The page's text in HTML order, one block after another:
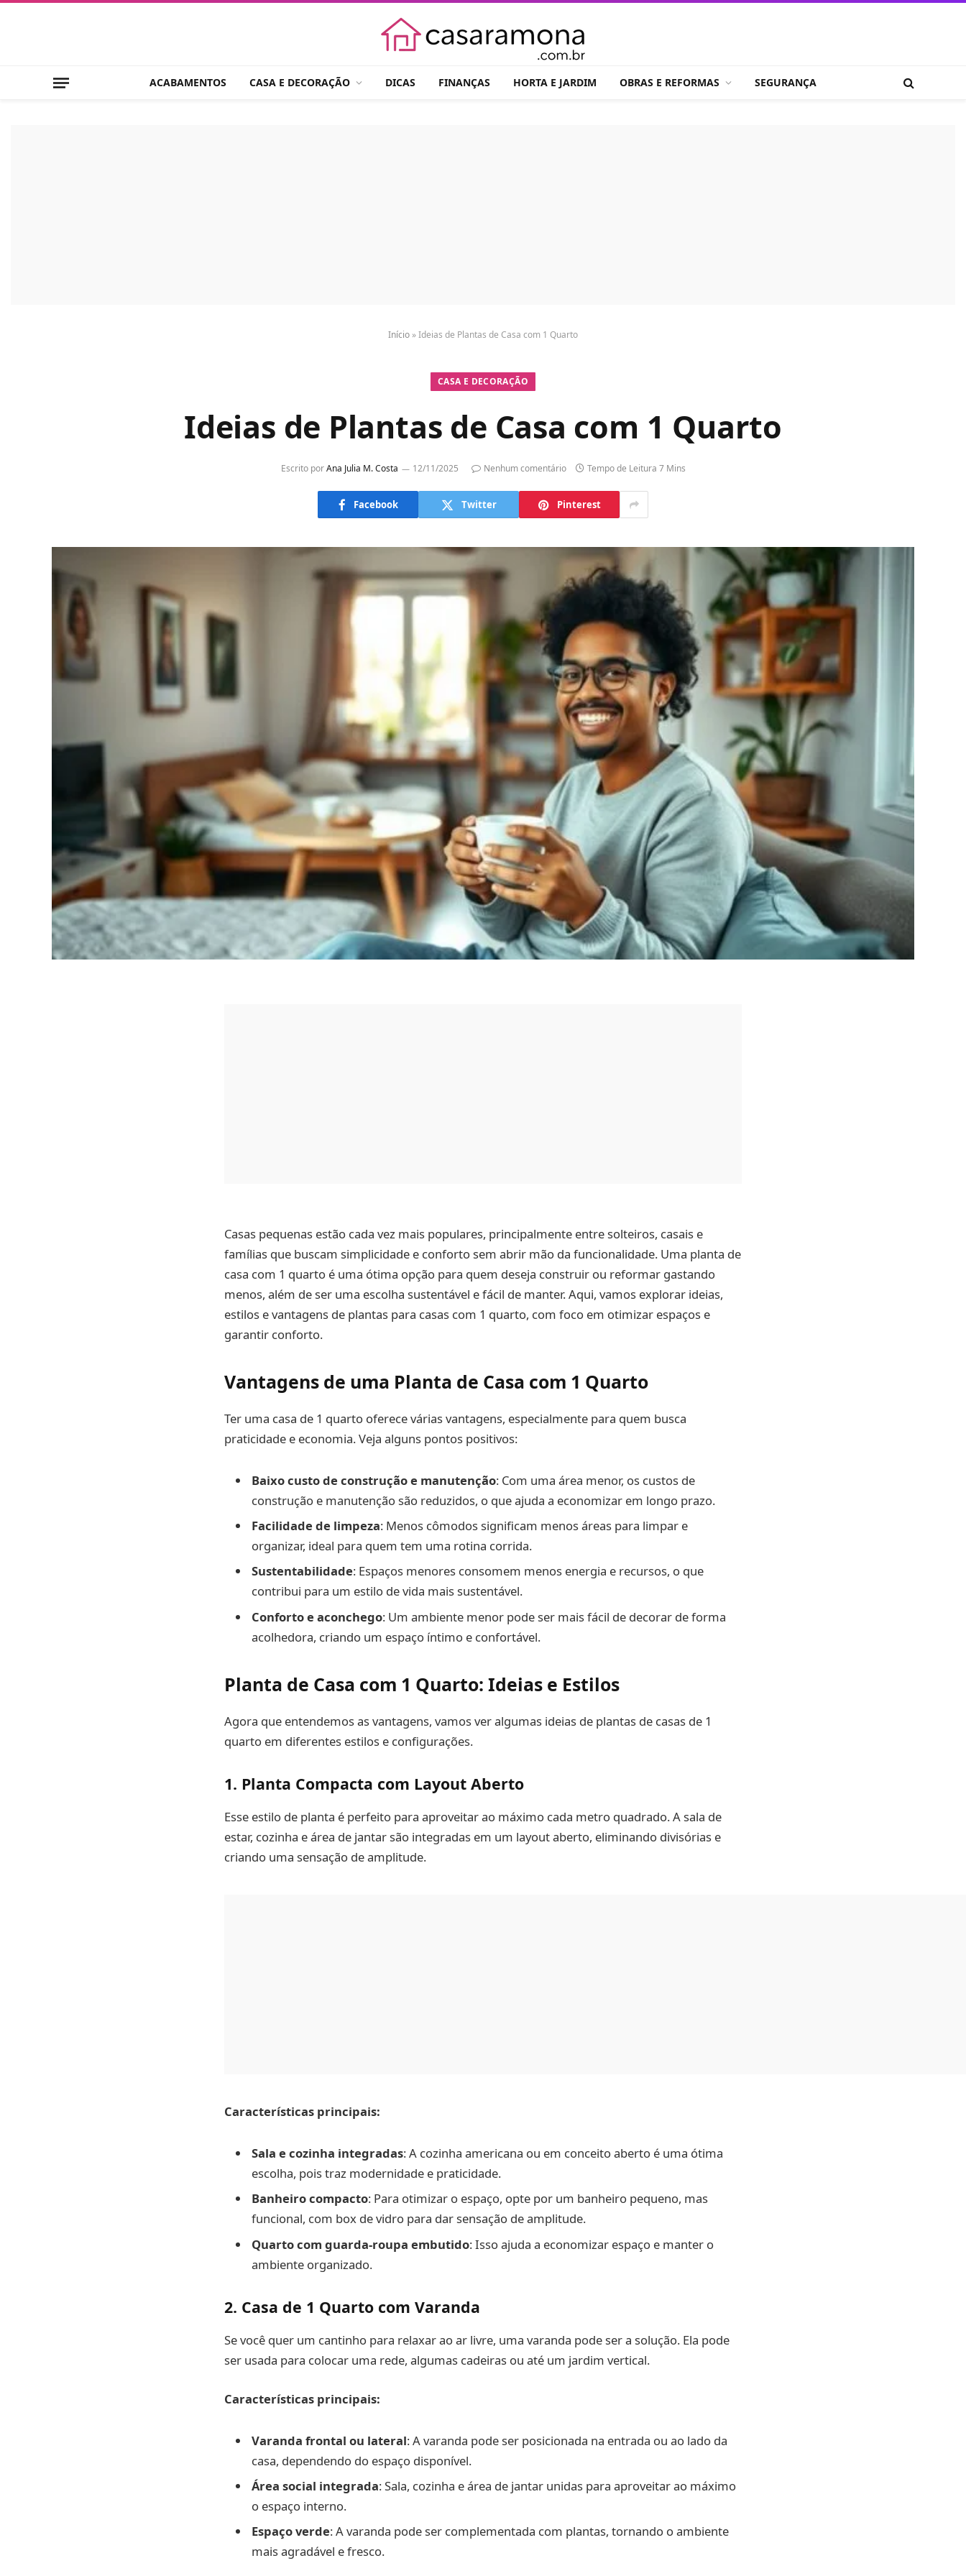
ACABAMENTOS CASA E DECORAÇÃO DICAS FINANÇAS HORTA E JARDIM OBRAS E REFORMAS SEGURANÇA
Início »Ideias de Plantas de Casa com 1 Quarto
CASA E DECORAÇÃO
Ideias de Plantas de Casa com 1 Quarto
Escrito por Ana Julia M. Costa 12/11/2025 Nenhum comentário Tempo de Leitura 7 Mins
Facebook Twitter Pinterest
Casas pequenas estão cada vez mais populares, principalmente entre solteiros, casais e
famílias que buscam simplicidade e conforto sem abrir mão da funcionalidade. Uma planta de
casa com 1 quarto é uma ótima opção para quem deseja construir ou reformar gastando
menos, além de ser uma escolha sustentável e fácil de manter. Aqui, vamos explorar ideias,
estilos e vantagens de plantas para casas com 1 quarto, com foco em otimizar espaços e
garantir conforto.
Vantagens de uma Planta de Casa com 1 Quarto
Ter uma casa de 1 quarto oferece várias vantagens, especialmente para quem busca
praticidade e economia. Veja alguns pontos positivos:
Baixo custo de construção e manutenção: Com uma área menor, os custos de
construção e manutenção são reduzidos, o que ajuda a economizar em longo prazo.
Facilidade de limpeza: Menos cômodos significam menos áreas para limpar e
organizar, ideal para quem tem uma rotina corrida.
Sustentabilidade: Espaços menores consomem menos energia e recursos, o que
contribui para um estilo de vida mais sustentável.
Conforto e aconchego: Um ambiente menor pode ser mais fácil de decorar de forma
acolhedora, criando um espaço íntimo e confortável.
Planta de Casa com 1 Quarto: Ideias e Estilos
Agora que entendemos as vantagens, vamos ver algumas ideias de plantas de casas de 1
quarto em diferentes estilos e configurações.
1. Planta Compacta com Layout Aberto
Esse estilo de planta é perfeito para aproveitar ao máximo cada metro quadrado. A sala de
estar, cozinha e área de jantar são integradas em um layout aberto, eliminando divisórias e
criando uma sensação de amplitude.
Características principais:
Sala e cozinha integradas: A cozinha americana ou em conceito aberto é uma ótima
escolha, pois traz modernidade e praticidade.
Banheiro compacto: Para otimizar o espaço, opte por um banheiro pequeno, mas
funcional, com box de vidro para dar sensação de amplitude.
Quarto com guarda-roupa embutido: Isso ajuda a economizar espaço e manter o
ambiente organizado.
2. Casa de 1 Quarto com Varanda
Se você quer um cantinho para relaxar ao ar livre, uma varanda pode ser a solução. Ela pode
ser usada para colocar uma rede, algumas cadeiras ou até um jardim vertical.
Características principais:
Varanda frontal ou lateral: A varanda pode ser posicionada na entrada ou ao lado da
casa, dependendo do espaço disponível.
Área social integrada: Sala, cozinha e área de jantar unidas para aproveitar ao máximo
o espaço interno.
Espaço verde: A varanda pode ser complementada com plantas, tornando o ambiente
mais agradável e fresco.